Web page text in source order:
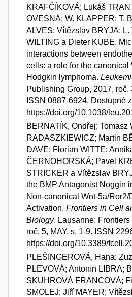
KRAFČÍKOVÁ; Lukáš
OVESNÁ; W. KLAPPER; T.
ALVES; Vítězslav BRYJA; L.
WILTING a Dieter KUBE.
interactions between
cells: a role for the canonical
Hodgkin lymphoma.
Publishing Group, 2017, roč.
ISSN 0887-6924. Dostupné
https://doi.org/10.1038/
BERNATÍK, Ondřej; Tomasz
RADASZKIEWICZ; Martin
DAVE; Florian WITTE;
ČERNOHORSKÁ; Pavel
STRICKER a Vítězslav
the BMP Antagonist Noggin
Non-canonical Wnt-5a/
Activation. Frontiers in Cell
Biology. Lausanne:
roč. 5, MAY, s. 1-9. ISSN
https://doi.org/10.3389/
PLEŠINGEROVÁ, Hana;
PLEVOVÁ; Antonín LIBRA;
SKUHROVÁ FRANCOVÁ;
SMOLEJ; Jiří MAYER;